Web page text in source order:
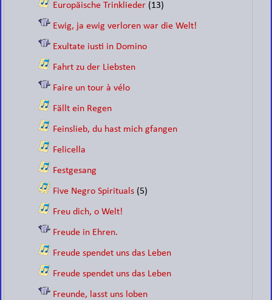
Europäische Trinklieder (13)
Ewig, ja ewig verloren war die Welt!
Exultate iusti in Domino
Fahrt zu der Liebsten
Faire un tour à vélo
Fällt ein Regen
Feinslieb, du hast mich gfangen
Felicella
Festgesang
Five Negro Spirituals (5)
Freu dich, o Welt!
Freude in Ehren.
Freude spendet uns das Leben
Freude spendet uns das Leben
Freunde, lasst uns loben